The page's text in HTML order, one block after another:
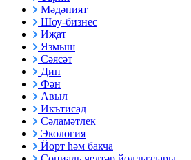
Мәдәният
Шоу-бизнес
Иҗат
Язмыш
Сәясәт
Дин
Фән
Авыл
Икътисад
Сәламәтлек
Экология
Йорт һәм бакча